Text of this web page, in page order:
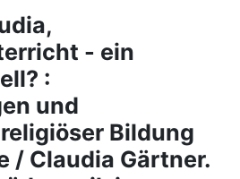
- ein
:
und
Bildung
/ Claudia Gärtner.